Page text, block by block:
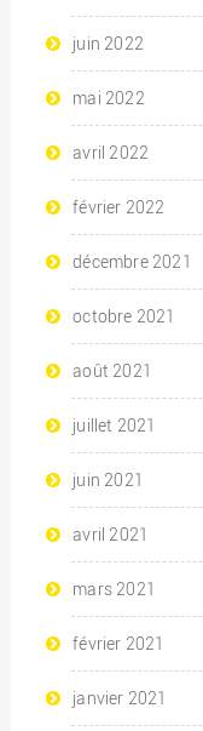
juin 2022
mai 2022
avril 2022
février 2022
décembre 2021
octobre 2021
août 2021
juillet 2021
juin 2021
avril 2021
mars 2021
février 2021
janvier 2021